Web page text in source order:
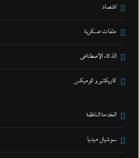
اقتصاد
ملفات عسكرية
الذكاء الإصطناعي
كاريكتير و كوميكس
الخدمة الناطقة
سوشيال ميديا